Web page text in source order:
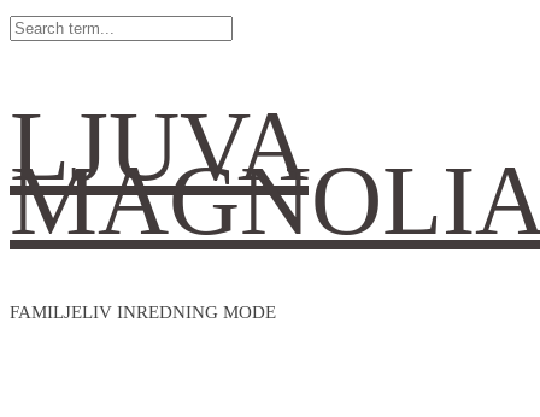
LJUVA
FAMILJELIV INREDNING MODE